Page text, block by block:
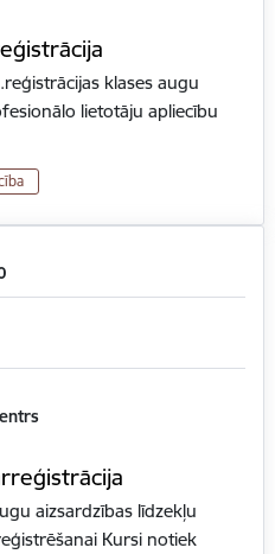
klases augu
lietotāju apliecību
aizsardzības līdzekļu
Kursi notiek